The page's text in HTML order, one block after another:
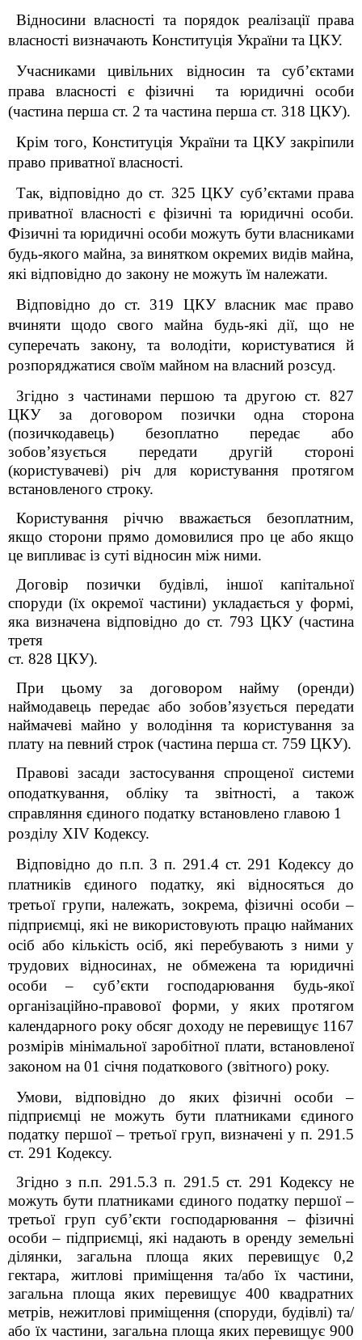
Відносини власності та порядок реалізації права
власності визначають Конституція України та ЦКУ.
Учасниками цивільних відносин та суб’єктами
права власності є фізичні та юридичні особи
(частина перша ст. 2 та частина перша ст. 318 ЦКУ).
Крім того, Конституція України та ЦКУ закріпили
право приватної власності.
Так, відповідно до ст. 325 ЦКУ суб’єктами права
приватної власності є фізичні та юридичні особи.
Фізичні та юридичні особи можуть бути власниками
будь-якого майна, за винятком окремих видів майна,
які відповідно до закону не можуть їм належати.
Відповідно до ст. 319 ЦКУ власник має право
вчиняти щодо свого майна будь-які дії, що не
суперечать закону, та володіти, користуватися й
розпоряджатися своїм майном на власний розсуд.
Згідно з частинами першою та другою ст. 827
ЦКУ за договором позички одна сторона
(позичкодавець) безоплатно передає або
зобов’язується передати другій стороні
(користувачеві) річ для користування протягом
встановленого строку.
Користування річчю вважається безоплатним,
якщо сторони прямо домовилися про це або якщо
це випливає із суті відносин між ними.
Договір позички будівлі, іншої капітальної
споруди (їх окремої частини) укладається у формі,
яка визначена відповідно до ст. 793 ЦКУ (частина
третя
ст. 828 ЦКУ).
При цьому за договором найму (оренди)
наймодавець передає або зобов’язується передати
наймачеві майно у володіння та користування за
плату на певний строк (частина перша ст. 759 ЦКУ).
Правові засади застосування спрощеної системи
оподаткування, обліку та звітності, а також
справляння єдиного податку встановлено главою 1
розділу XIV Кодексу.
Відповідно до п.п. 3 п. 291.4 ст. 291 Кодексу до
платників єдиного податку, які відносяться до
третьої групи, належать, зокрема, фізичні особи –
підприємці, які не використовують працю найманих
осіб або кількість осіб, які перебувають з ними у
трудових відносинах, не обмежена та юридичні
особи – суб’єкти господарювання будь-якої
організаційно-правової форми, у яких протягом
календарного року обсяг доходу не перевищує 1167
розмірів мінімальної заробітної плати, встановленої
законом на 01 січня податкового (звітного) року.
Умови, відповідно до яких фізичні особи –
підприємці не можуть бути платниками єдиного
податку першої – третьої груп, визначені у п. 291.5
ст. 291 Кодексу.
Згідно з п.п. 291.5.3 п. 291.5 ст. 291 Кодексу не
можуть бути платниками єдиного податку першої –
третьої груп суб’єкти господарювання – фізичні
особи – підприємці, які надають в оренду земельні
ділянки, загальна площа яких перевищує 0,2
гектара, житлові приміщення та/або їх частини,
загальна площа яких перевищує 400 квадратних
метрів, нежитлові приміщення (споруди, будівлі) та/
або їх частини, загальна площа яких перевищує 900